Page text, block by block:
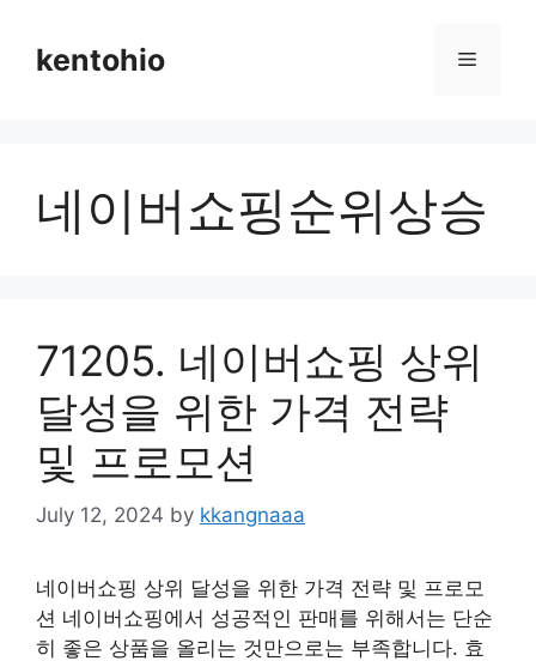
contentkentohio Menu
네이버쇼핑순위상승
71205. 네이버쇼핑 상위
달성을 위한 가격 전략
및 프로모션
July 12, 2024 by kkangnaaa
네이버쇼핑 상위 달성을 위한 가격 전략 및 프로모
션 네이버쇼핑에서 성공적인 판매를 위해서는 단순
히 좋은 상품을 올리는 것만으로는 부족합니다. 효